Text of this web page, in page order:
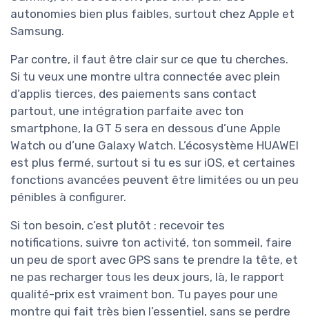
autonomies bien plus faibles, surtout chez Apple et
Samsung.
Par contre, il faut être clair sur ce que tu cherches.
Si tu veux une montre ultra connectée avec plein
d’applis tierces, des paiements sans contact
partout, une intégration parfaite avec ton
smartphone, la GT 5 sera en dessous d’une Apple
Watch ou d’une Galaxy Watch. L’écosystème HUAWEI
est plus fermé, surtout si tu es sur iOS, et certaines
fonctions avancées peuvent être limitées ou un peu
pénibles à configurer.
Si ton besoin, c’est plutôt : recevoir tes
notifications, suivre ton activité, ton sommeil, faire
un peu de sport avec GPS sans te prendre la tête, et
ne pas recharger tous les deux jours, là, le rapport
qualité-prix est vraiment bon. Tu payes pour une
montre qui fait très bien l’essentiel, sans se perdre